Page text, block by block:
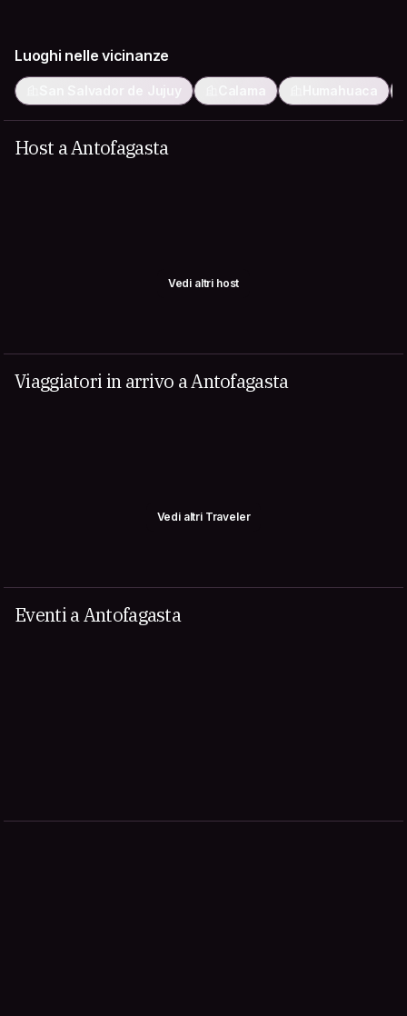
Luoghi nelle vicinanze
San Salvador de Jujuy Calama Humahuaca
Host a Antofagasta
Vedi altri host
Viaggiatori in arrivo a Antofagasta
Vedi altri Traveler
Eventi a Antofagasta